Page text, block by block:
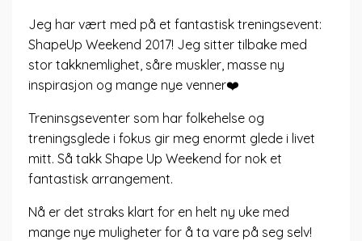
Jeg har vært med på et fantastisk treningsevent:
ShapeUp Weekend 2017! Jeg sitter tilbake med
stor takknemlighet, såre muskler, masse ny
inspirasjon og mange nye venner❤️
Treninsgseventer som har folkehelse og
treningsglede i fokus gir meg enormt glede i livet
mitt. Så takk Shape Up Weekend for nok et
fantastisk arrangement.
Nå er det straks klart for en helt ny uke med
mange nye muligheter for å ta vare på seg selv!